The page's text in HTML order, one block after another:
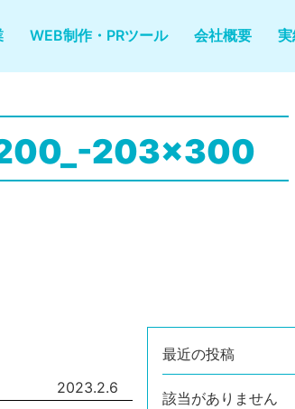
WEB制作・PRツール 会社概要
203x300
2023.2.6
最近の投稿
該当がありません